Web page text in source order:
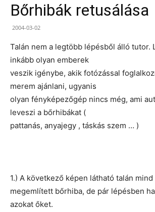
Bőrhibák retusálása
2004-03-02
Talán nem a legtöbb lépésből álló tutor.
inkább olyan emberek
veszik igénybe, akik fotózással
merem ajánlani, ugyanis
olyan fényképezőgép nincs még, ami
leveszi a bőrhibákat (
pattanás, anyajegy , táskás szem … )
1.) A következő képen látható talán mind
megemlített bőrhiba, de pár lépésben
azokat őket.